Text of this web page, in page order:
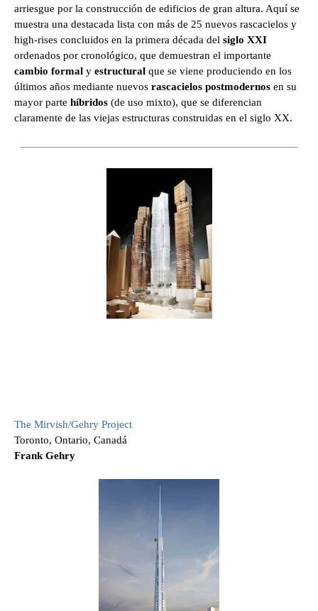
arriesgue por la construcción de edificios de gran altura. Aquí se
muestra una destacada lista con más de 25 nuevos rascacielos y
high-rises concluidos en la primera década del siglo XXI
ordenados por cronológico, que demuestran el importante
cambio formal y estructural que se viene produciendo en los
últimos años mediante nuevos rascacielos postmodernos en su
mayor parte híbridos (de uso mixto), que se diferencian
claramente de las viejas estructuras construidas en el siglo XX.
The Mirvish/Gehry Project
Toronto, Ontario, Canadá
Frank Gehry